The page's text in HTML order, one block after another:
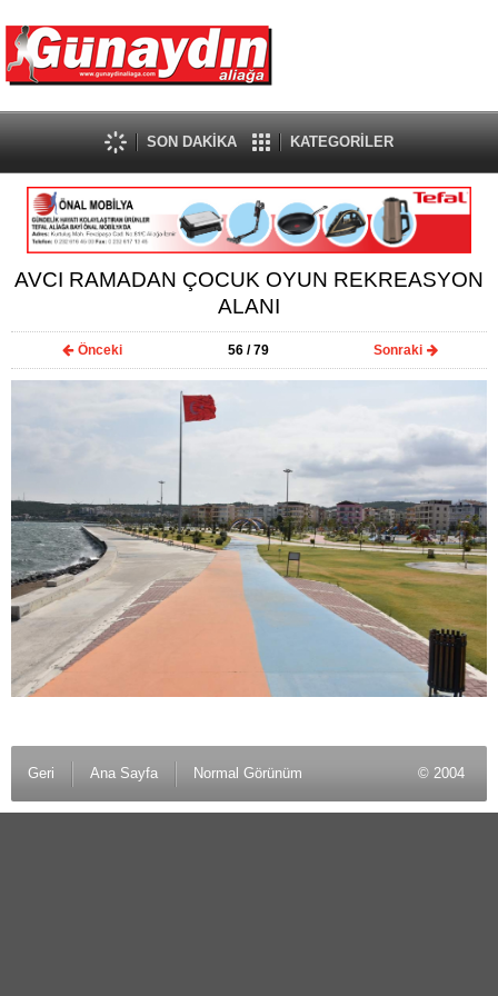
SON DAKİKA KATEGORİLER
AVCI RAMADAN ÇOCUK OYUN REKREASYON
ALANI
Önceki 56 / 79 Sonraki
Geri Ana Sayfa Normal Görünüm © 2004